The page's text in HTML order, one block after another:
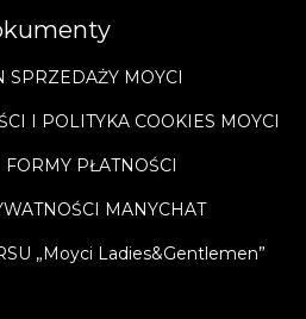
SPRZEDAŻY MOYCI
I POLITYKA COOKIES MOYCI
FORMY PŁATNOŚCI
MANYCHAT
„Moyci Ladies&Gentlemen”